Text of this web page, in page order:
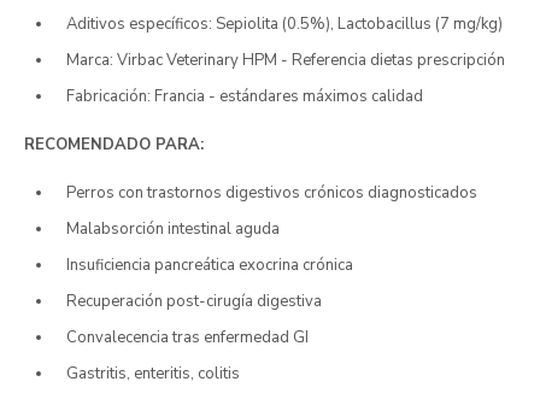
Aditivos específicos: Sepiolita (0.5%), Lactobacillus (7 mg/kg)
Marca: Virbac Veterinary HPM - Referencia dietas prescripción
Fabricación: Francia - estándares máximos calidad
RECOMENDADO PARA:
Perros con trastornos digestivos crónicos diagnosticados
Malabsorción intestinal aguda
Insuficiencia pancreática exocrina crónica
Recuperación post-cirugía digestiva
Convalecencia tras enfermedad GI
Gastritis, enteritis, colitis